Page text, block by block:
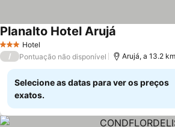
3 EstrelasHotel
Planalto Hotel Arujá
/ Pontuação não disponível Arujá, a 13.2
Selecione as datas para ver os preços
exatos.